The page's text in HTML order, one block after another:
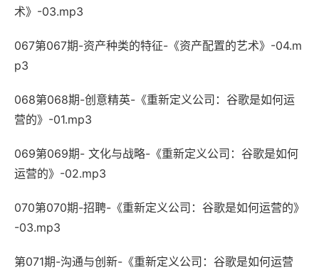
术》-03.mp3
067第067期-资产种类的特征-《资产配置的艺术》-04.m
p3
068第068期-创意精英-《重新定义公司：谷歌是如何运
营的》-01.mp3
069第069期- 文化与战略-《重新定义公司：谷歌是如何
运营的》-02.mp3
070第070期-招聘-《重新定义公司：谷歌是如何运营的》
-03.mp3
第071期-沟通与创新-《重新定义公司：谷歌是如何运营